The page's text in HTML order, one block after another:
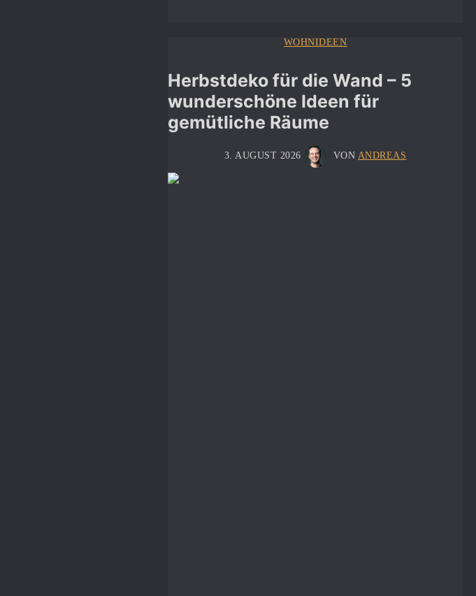
WOHNIDEEN
Herbstdeko für die Wand – 5
wunderschöne Ideen für
gemütliche Räume
3. AUGUST 2026 VON ANDREAS